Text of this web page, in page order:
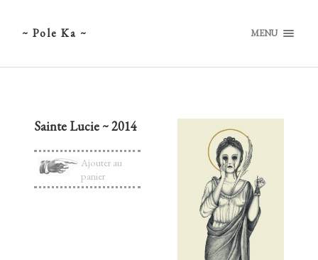
~ Pole Ka ~ MENU
Sainte Lucie ~ 2014
Ajouter au
panier